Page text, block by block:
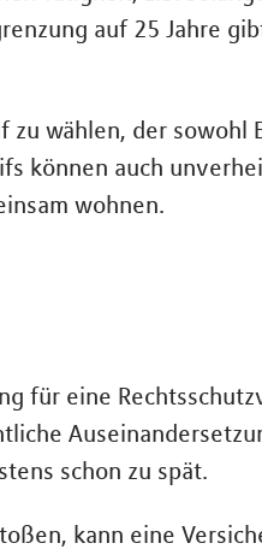
auf 25 Jahre
zu wählen, der sowohl
können auch
wohnen.
für eine
schon zu spät.
kann eine